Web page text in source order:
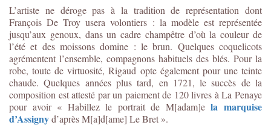
L’artiste ne déroge pas à la tradition de représentation dont
François De Troy usera volontiers : la modèle est représentée
jusqu’aux genoux, dans un cadre champêtre d’où la couleur de
l’été et des moissons domine : le brun. Quelques coquelicots
agrémentent l’ensemble, compagnons habituels des blés. Pour la
robe, toute de virtuosité, Rigaud opte également pour une teinte
chaude. Quelques années plus tard, en 1721, le succès de la
composition est attesté par un paiement de 120 livres à La Penaye
pour avoir « Habillez le portrait de M[adam]ela marquise
d’Assignyd’après M[a]d[ame] Le Bret ».